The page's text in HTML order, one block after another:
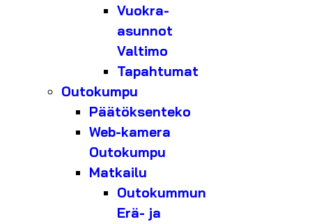
Vuokra-
asunnot
Valtimo
Tapahtumat
Outokumpu
Päätöksenteko
Web-kamera
Outokumpu
Matkailu
Outokummun
Erä- ja